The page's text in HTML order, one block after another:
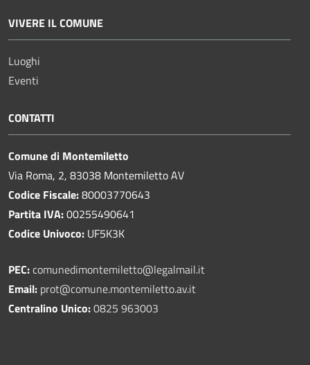
VIVERE IL COMUNE
Luoghi
Eventi
CONTATTI
Comune di Montemiletto
Via Roma, 2, 83038 Montemiletto AV
Codice Fiscale:80003770643
Partita IVA:00255490641
Codice Univoco: UF5K3K
PEC:comunedimontemiletto@legalmail.it
Email: prot@comune.montemiletto.av.it
Centralino Unico:0825 963003